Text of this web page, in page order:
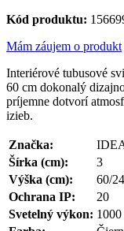
Kód produktu:
Mám záujem o produkt
Interiérové tubusové
60 cm dokonalý
príjemne dotvorí
izieb.
Značka:
Šírka (cm):
3
Výška (cm):
60/
Ochrana IP:
20
Svetelný výkon: